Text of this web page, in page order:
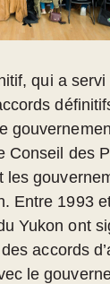
qui a
Conseil des
les
Entre 1993
Yukon ont
accords
le